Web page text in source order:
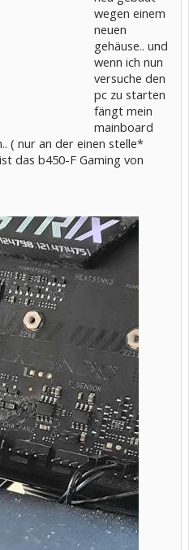
wegen einem
neuen
gehäuse.. und
wenn ich nun
versuche den
pc zu starten
fängt mein
mainboard
( nur an der einen stelle*
das b450-F Gaming von